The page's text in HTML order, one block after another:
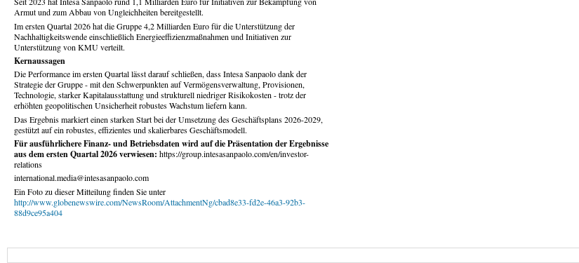
Armut und zum Abbau von Ungleichheiten bereitgestellt.
Im ersten Quartal 2026 hat die Gruppe 4,2 Milliarden Euro für die Unterstützung der
Nachhaltigkeitswende einschließlich Energieeffizienzmaßnahmen und Initiativen zur
Unterstützung von KMU verteilt.
Kernaussagen
Die Performance im ersten Quartal lässt darauf schließen, dass Intesa Sanpaolo dank der
Strategie der Gruppe - mit den Schwerpunkten auf Vermögensverwaltung, Provisionen,
Technologie, starker Kapitalausstattung und strukturell niedriger Risikokosten - trotz der
erhöhten geopolitischen Unsicherheit robustes Wachstum liefern kann.
Das Ergebnis markiert einen starken Start bei der Umsetzung des Geschäftsplans 2026-2029,
gestützt auf ein robustes, effizientes und skalierbares Geschäftsmodell.
Für ausführlichere Finanz- und Betriebsdaten wird auf die Präsentation der Ergebnisse
aus dem ersten Quartal 2026 verwiesen: https://group.intesasanpaolo.com/en/investor-
relations
international.media@intesasanpaolo.com
Ein Foto zu dieser Mitteilung finden Sie unter
http://www.globenewswire.com/NewsRoom/AttachmentNg/cbad8e33-fd2e-46a3-92b3-
88d9ce95a404